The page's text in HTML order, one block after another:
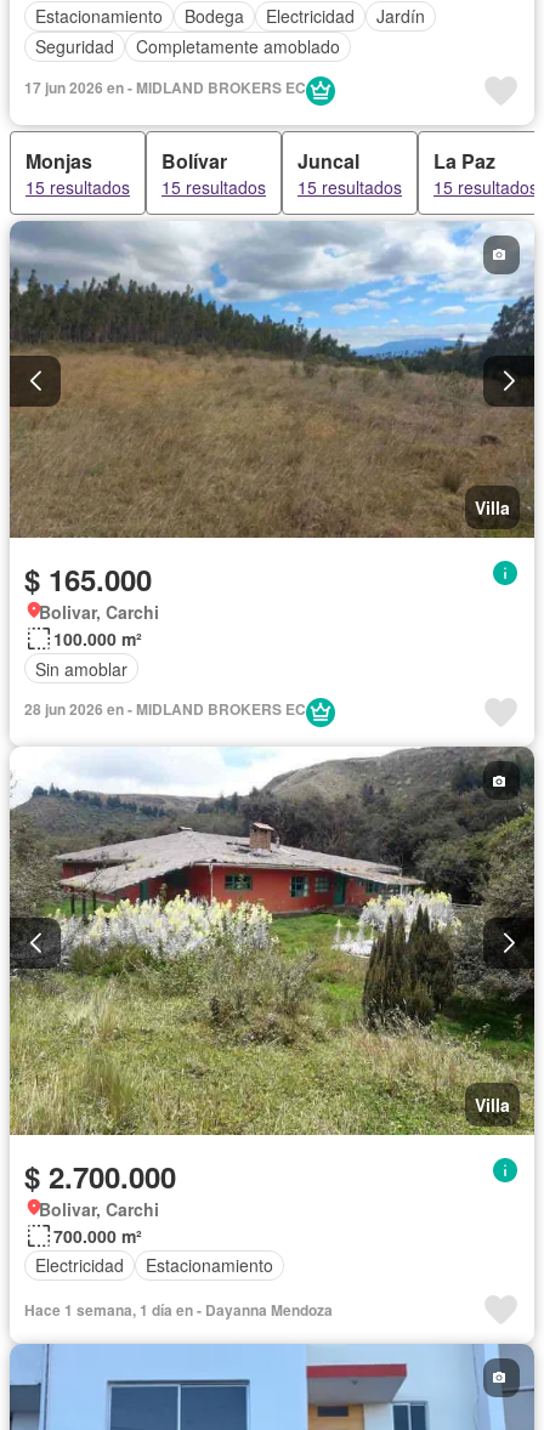
Estacionamiento
Bodega Electricidad
Jardín
Seguridad
Completamente amoblado
17 jun 2026 en - MIDLAND BROKERS EC
Monjas
15 resultados
Bolívar
15 resultados
Juncal
15 resultados
La Paz
15 resultados
Villa
$ 165.000
Bolivar, Carchi
100.000 m²
Sin amoblar
28 jun 2026 en - MIDLAND BROKERS EC
Villa
$ 2.700.000
Bolivar, Carchi
700.000 m²
Electricidad
Estacionamiento
Hace 1 semana, 1 día en - Dayanna Mendoza